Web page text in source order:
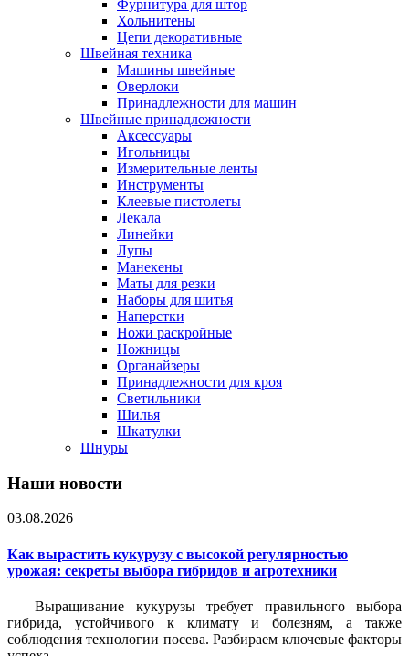
Фурнитура для штор
Хольнитены
Цепи декоративные
Швейная техника
Машины швейные
Оверлоки
Принадлежности для машин
Швейные принадлежности
Аксессуары
Игольницы
Измерительные ленты
Инструменты
Клеевые пистолеты
Лекала
Линейки
Лупы
Манекены
Маты для резки
Наборы для шитья
Наперстки
Ножи раскройные
Ножницы
Органайзеры
Принадлежности для кроя
Светильники
Шилья
Шкатулки
Шнуры
Наши новости
03.08.2026
Как вырастить кукурузу с высокой регулярностью
урожая: секреты выбора гибридов и агротехники
Выращивание кукурузы требует правильного выбора
гибрида, устойчивого к климату и болезням, а также
соблюдения технологии посева. Разбираем ключевые факторы